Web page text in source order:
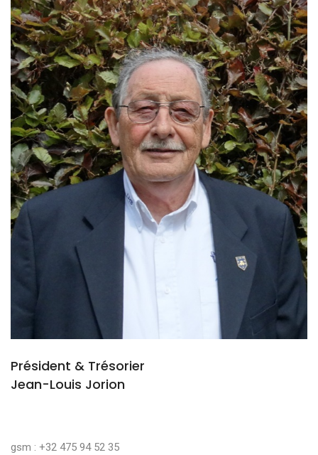
Président & Trésorier
Jean-Louis Jorion
gsm : +32 475 94 52 35